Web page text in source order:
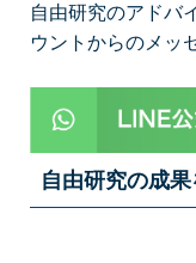
自由研究のアドバ
ウントからのメッ
自由研究の成果